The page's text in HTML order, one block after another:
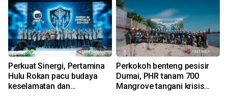
Perkuat Sinergi, Pertamina
Hulu Rokan pacu budaya
keselamatan dan
Perkokoh benteng pesisir
Dumai, PHR tanam 700
Mangrove tangani krisis